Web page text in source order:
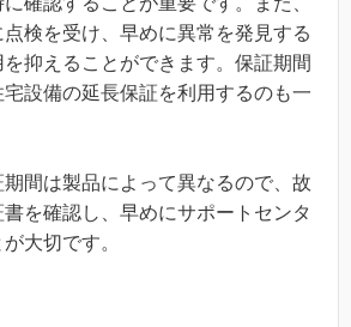
検を受け、早めに異常を発見する
抑えることができます。保証期間
設備の延長保証を利用するのも一
間は製品によって異なるので、故
を確認し、早めにサポートセンタ
大切です。